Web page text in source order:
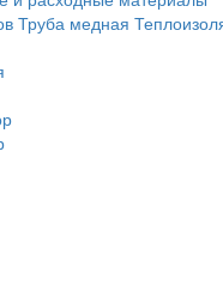
Труба медная